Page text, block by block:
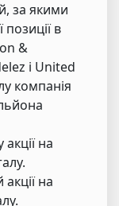
за якими
в
&
і United
компанія
на
на